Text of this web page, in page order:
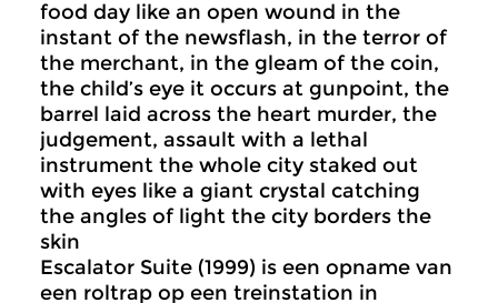
food day like an open wound in the
instant of the newsflash, in the terror of
the merchant, in the gleam of the coin,
the child’s eye it occurs at gunpoint, the
barrel laid across the heart murder, the
judgement, assault with a lethal
instrument the whole city staked out
with eyes like a giant crystal catching
the angles of light the city borders the
skin
Escalator Suite (1999) is een opname van
een roltrap op een treinstation in